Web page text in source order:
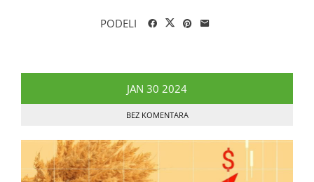
PODELI
JAN 30 2024
BEZ KOMENTARA